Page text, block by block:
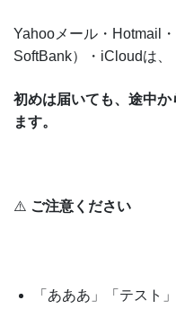
Yahooメール・Hotmail
SoftBank）・iCloudは、
初めは届いても、途中
ます。
⚠️ ご注意ください
「あああ」「テスト